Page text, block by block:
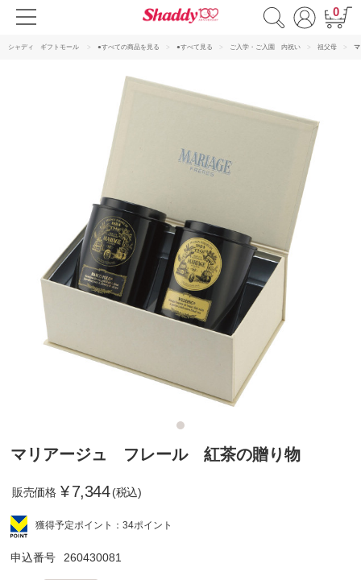
0
シャディ ギフトモール ●すべての商品を見る ●すべて見る ご入学・ご入園 内祝い 祖父母
マリアージュ フレール 紅茶の贈り物
販売価格 ¥7,344 (税込)
獲得予定ポイント：34ポイント
申込番号 260430081